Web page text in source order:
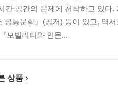
간·공간의 문제에 천착하고 있
공통문화』(공저) 등이 있고, 역
모빌리티와 인문...
상품